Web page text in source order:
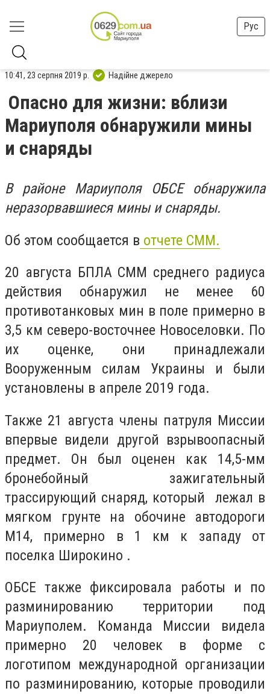
Рус
10:41, 23 серпня 2019 р. Надійне джерело
Опасно для жизни: вблизи
Мариуполя обнаружили мины
и снаряды
В районе Мариуполя ОБСЕ обнаружила
неразорвавшиеся мины и снаряды.
Об этом сообщается в отчете СММ.
20 августа БПЛА СММ среднего радиуса
действия обнаружил не менее 60
противотанковых мин в поле примерно в
3,5 км северо-восточнее Новоселовки. По
их оценке, они принадлежали
Вооруженным силам Украины и были
установлены в апреле 2019 года.
Также 21 августа члены патруля Миссии
впервые видели другой взрывоопасный
предмет. Он был оценен как 14,5-мм
бронебойный зажигательный
трассирующий снаряд, который лежал в
мягком грунте на обочине автодороги
М14, примерно в 1 км к западу от
поселка Широкино .
ОБСЕ также фиксировала работы и по
разминированию территории под
Мариуполем. Команда Миссии видела
примерно 20 человек в форме с
логотипом международной организации
по разминированию, которые проводили